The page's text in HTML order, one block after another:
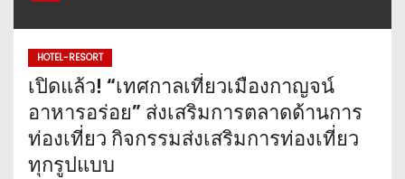
HOTEL-RESORT
เปิดแล้ว! “เทศกาลเที่ยวเมืองกาญจน์
อาหารอร่อย” ส่งเสริมการตลาดด้านการ
ท่องเที่ยว กิจกรรมส่งเสริมการท่องเที่ยว
ทุกรูปแบบ